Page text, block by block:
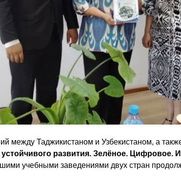
между Таджикистаном и Узбекистаном, а
развития. Зелёное. Цифровое.
учебными заведениями двух стран